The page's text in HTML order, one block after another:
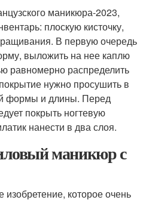
маникюра-2023,
плоскую кисточку,
В первую очередь
выложить на нее каплю
равномерно распределить
нужно просушить в
формы и длины. Перед
покрыть ногтевую
нанести в два слоя.
маникюр с
которое очень